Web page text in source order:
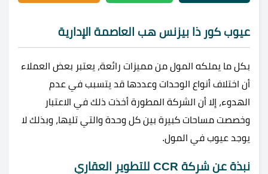
عيوب كور ذا بيزنس هب العاصمة الإدارية
بكل ما يملكه المول من مميزات رائعة، يعتبر بعض العملاء
أن اختلاف أنواع الوحدات وعددها قد يتسبب في عدم
الهدوء، إلا أن الشركة المطورة أخذت ذلك في الاعتبار
وخصصت مساحات كبيرة بين كل وحدة والتي تليها، وبذلك لا
يوجد عيوب في المول.
نبذة عن شركة CCR للتطوير العقاري